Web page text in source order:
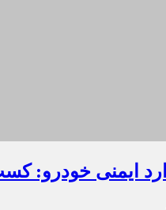
ایمنی خودرو: